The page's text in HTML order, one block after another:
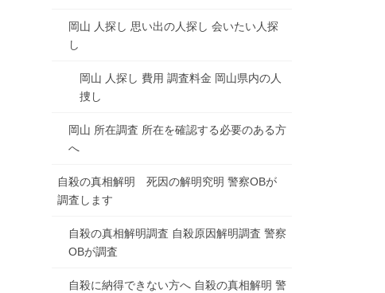
岡山 人探し 思い出の人探し 会いたい人探
し
岡山 人探し 費用 調査料金 岡山県内の人
捜し
岡山 所在調査 所在を確認する必要のある方
へ
自殺の真相解明 死因の解明究明 警察OBが
調査します
自殺の真相解明調査 自殺原因解明調査 警察
OBが調査
自殺に納得できない方へ 自殺の真相解明 警